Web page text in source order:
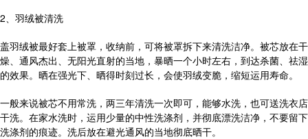
2、羽绒被清洗
盖羽绒被最好套上被罩，收纳前，可将被罩拆下来清洗洁净。被芯放在干
燥、通风杰出、无阳光直射的当地，暴晒一个小时左右，到达杀菌、祛湿
的效果。晒在强光下、晒得时刻过长，会使羽绒变脆，缩短运用寿命。
一般来说被芯不用常洗，两三年清洗一次即可，能够水洗，也可送洗衣店
干洗。在家水洗时，运用少量的中性洗涤剂，并彻底漂洗洁净，不要留下
洗涤剂的痕迹。洗后放在避光通风的当地彻底晒干。